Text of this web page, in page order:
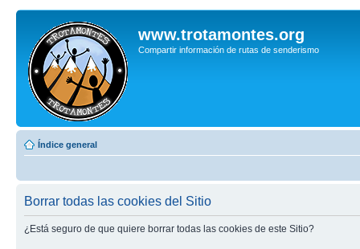
www.trotamontes.org
Compartir información de rutas de senderismo
Índice general
Borrar todas las cookies del Sitio
¿Está seguro de que quiere borrar todas las cookies de este Sitio?